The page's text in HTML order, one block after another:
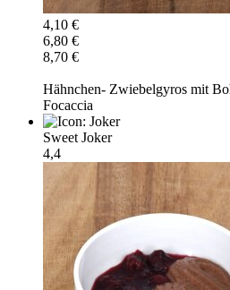
4,10 €
6,80 €
8,70 €
Hähnchen- Zwiebelgyros mit
Focaccia
Sweet Joker
4,4